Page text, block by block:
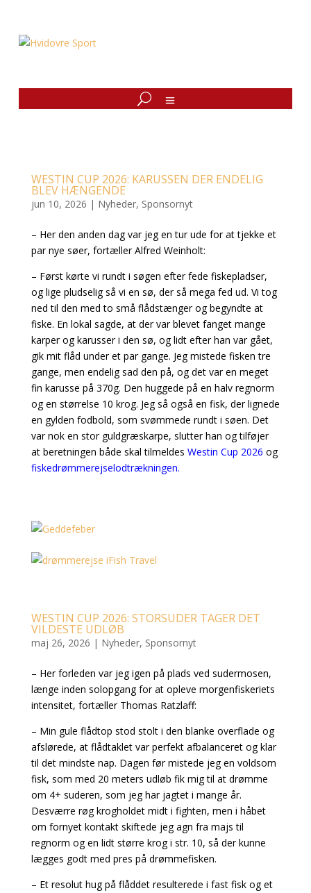
WESTIN CUP 2026: KARUSSEN DER ENDELIG
BLEV HÆNGENDE
jun 10, 2026 | Nyheder, Sponsornyt
– Her den anden dag var jeg en tur ude for at tjekke et
par nye søer, fortæller Alfred Weinholt:
– Først kørte vi rundt i søgen efter fede fiskepladser,
og lige pludselig så vi en sø, der så mega fed ud. Vi tog
ned til den med to små flådstænger og begyndte at
fiske. En lokal sagde, at der var blevet fanget mange
karper og karusser i den sø, og lidt efter han var gået,
gik mit flåd under et par gange. Jeg mistede fisken tre
gange, men endelig sad den på, og det var en meget
fin karusse på 370g. Den huggede på en halv regnorm
og en størrelse 10 krog. Jeg så også en fisk, der lignede
en gylden fodbold, som svømmede rundt i søen. Det
var nok en stor guldgræskarpe, slutter han og tilføjer
at beretningen både skal tilmeldes Westin Cup 2026 og
fiskedrømmerejselodtrækningen.
WESTIN CUP 2026: STORSUDER TAGER DET
VILDESTE UDLØB
maj 26, 2026 | Nyheder, Sponsornyt
– Her forleden var jeg igen på plads ved sudermosen,
længe inden solopgang for at opleve morgenfiskeriets
intensitet, fortæller Thomas Ratzlaff:
– Min gule flådtop stod stolt i den blanke overflade og
afslørede, at flådtaklet var perfekt afbalanceret og klar
til det mindste nap. Dagen før mistede jeg en voldsom
fisk, som med 20 meters udløb fik mig til at drømme
om 4+ suderen, som jeg har jagtet i mange år.
Desværre røg krogholdet midt i fighten, men i håbet
om fornyet kontakt skiftede jeg agn fra majs til
regnorm og en lidt større krog i str. 10, så der kunne
lægges godt med pres på drømmefisken.
– Et resolut hug på flåddet resulterede i fast fisk og et